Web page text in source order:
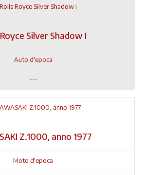
Silver Shadow I
Auto d'epoca
---
Z.1000, anno 1977
Moto d'epoca